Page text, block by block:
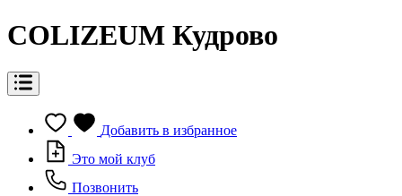
COLIZEUM Кудрово
Добавить в избранное
Это мой клуб
Позвонить